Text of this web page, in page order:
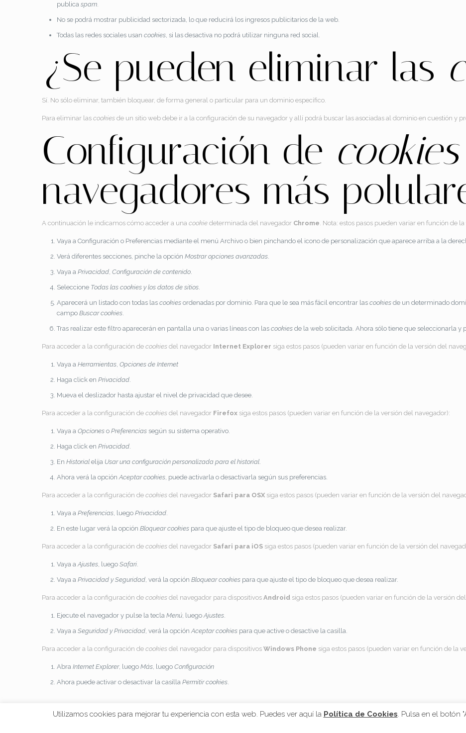
publica spam.
No se podrá mostrar publicidad sectorizada, lo que reducirá los ingresos publicitarios de la web.
Todas las redes sociales usan cookies, si las desactiva no podrá utilizar ninguna red social.
¿Se pueden eliminar las
Sí. No sólo eliminar, también bloquear, de forma general o particular para un dominio específico.
Para eliminar las cookies de un sitio web debe ir a la configuración de su navegador y allí podrá buscar las asociadas al dominio en cuestión y
Configuración de cookies
navegadores más
A continuación le indicamos cómo acceder a una cookie determinada del navegador Chrome. Nota: estos pasos pueden variar en función de
Vaya a Configuración o Preferencias mediante el menú Archivo o bien pinchando el icono de personalización que aparece arriba a la
Verá diferentes secciones, pinche la opción Mostrar opciones avanzadas.
Vaya a Privacidad, Configuración de contenido.
Seleccione Todas las cookies y los datos de sitios.
Aparecerá un listado con todas las cookies ordenadas por dominio. Para que le sea más fácil encontrar las cookies de un determinado
campo Buscar cookies.
Tras realizar este filtro aparecerán en pantalla una o varias líneas con las cookies de la web solicitada. Ahora sólo tiene que seleccionarla y
Para acceder a la configuración de cookies del navegador Internet Explorer siga estos pasos (pueden variar en función de la versión del
Vaya a Herramientas, Opciones de Internet
Haga click en Privacidad.
Mueva el deslizador hasta ajustar el nivel de privacidad que desee.
Para acceder a la configuración de cookies del navegador Firefox siga estos pasos (pueden variar en función de la versión del navegador):
Vaya a Opciones o Preferencias según su sistema operativo.
Haga click en Privacidad.
En Historial elija Usar una configuración personalizada para el historial.
Ahora verá la opciónAceptar cookies, puede activarla o desactivarla según sus preferencias.
Para acceder a la configuración de cookies del navegador Safari para OSX siga estos pasos (pueden variar en función de la versión del
Vaya a Preferencias, luego Privacidad.
En este lugar verá la opción Bloquear cookies para que ajuste el tipo de bloqueo que desea realizar.
Para acceder a la configuración de cookies del navegador Safari para iOS siga estos pasos (pueden variar en función de la versión del
Vaya aAjustes, luego Safari.
Vaya a Privacidad y Seguridad, verá la opción Bloquear cookies para que ajuste el tipo de bloqueo que desea realizar.
Para acceder a la configuración de cookies del navegador para dispositivos Android siga estos pasos (pueden variar en función de la versión
Ejecute el navegador y pulse la tecla Menú, luegoAjustes.
Vaya a Seguridad y Privacidad, verá la opciónAceptar cookies para que active o desactive la casilla.
Para acceder a la configuración de cookies del navegador para dispositivos Windows Phone siga estos pasos (pueden variar en función de la
Abra Internet Explorer, luego Más, luego Configuración
Ahora puede activar o desactivar la casilla Permitir cookies.
Utilizamos cookies para mejorar tu experiencia con esta web. Puedes ver aquí la Política de Cookies. Pulsa en el botón